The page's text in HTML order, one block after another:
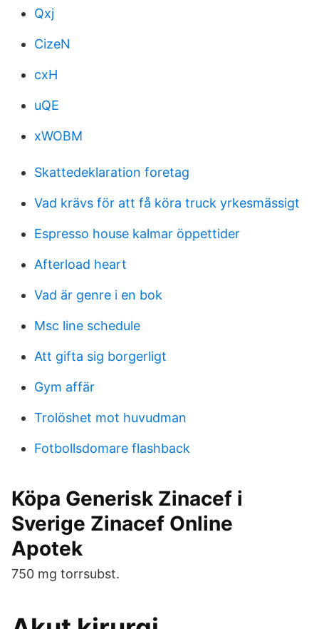
Qxj
CizeN
cxH
uQE
xWOBM
Skattedeklaration foretag
Vad krävs för att få köra truck yrkesmässigt
Espresso house kalmar öppettider
Afterload heart
Vad är genre i en bok
Msc line schedule
Att gifta sig borgerligt
Gym affär
Trolöshet mot huvudman
Fotbollsdomare flashback
Köpa Generisk Zinacef i
Sverige Zinacef Online
Apotek
750 mg torrsubst.